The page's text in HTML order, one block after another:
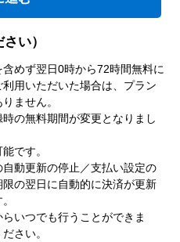
い）
めず翌日0時から72時間無料に
用いただいた場合は、プラン
ません。
の無料期間が変更となりまし
です。
動更新の停止／支払い設定の
の翌日に自動的に決済が更新
いつでも行うことができま
さい。